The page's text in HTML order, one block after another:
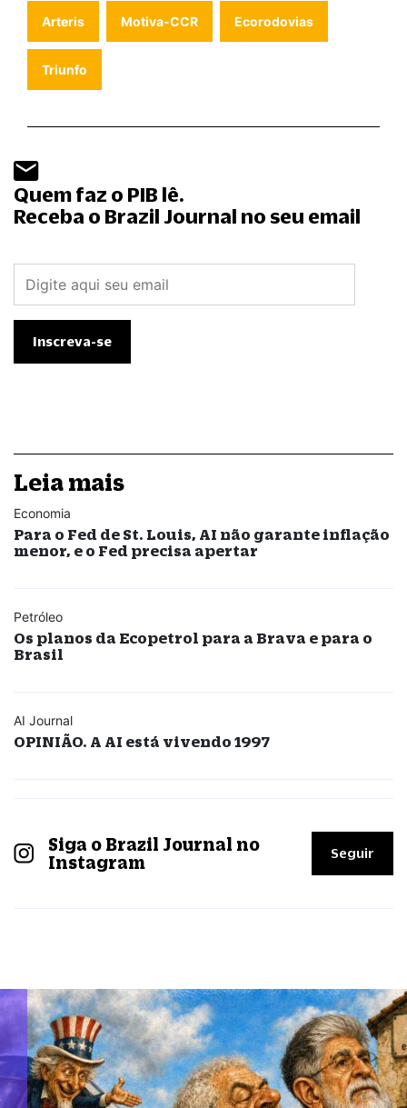
Arteris Motiva-CCR Ecorodovias
Triunfo
Quem faz o PIB lê.
Receba o Brazil Journal no seu email
Leia mais
Economia
Para o Fed de St. Louis, AI não garante inflação
menor, e o Fed precisa apertar
Petróleo
Os planos da Ecopetrol para a Brava e para o
Brasil
AI Journal
OPINIÃO. A AI está vivendo 1997
Siga o Brazil Journal no
Instagram
Seguir